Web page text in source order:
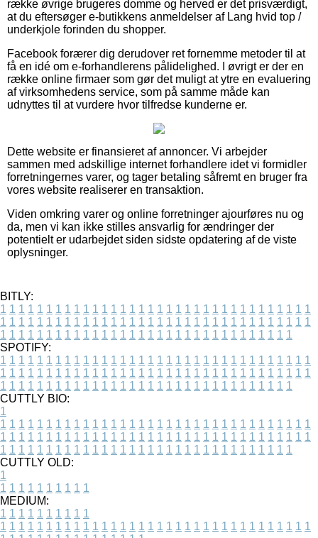
række øvrige brugeres domme og herved er det prisværdigt,
at du eftersøger e-butikkens anmeldelser af Lang hvid top /
underkjole forinden du shopper.
Facebook forærer dig derudover ret fornemme metoder til at
få en idé om e-forhandlerens pålidelighed. I øvrigt er der en
række online firmaer som gør det muligt at ytre en evaluering
af virksomhedens service, som på samme måde kan
udnyttes til at vurdere hvor tilfredse kunderne er.
Dette website er finansieret af annoncer. Vi arbejder
sammen med adskillige internet forhandlere idet vi formidler
forretningernes varer, og tager betaling såfremt en bruger fra
vores website realiserer en transaktion.
Viden omkring varer og online forretninger ajourføres nu og
da, men vi kan ikke stilles ansvarlig for ændringer der
potentielt er udarbejdet siden sidste opdatering af de viste
oplysninger.
BITLY:
1 1 1 1 1 1 1 1 1 1 1 1 1 1 1 1 1 1 1 1 1 1 1 1 1 1 1 1 1 1 1 1 1 1
1 1 1 1 1 1 1 1 1 1 1 1 1 1 1 1 1 1 1 1 1 1 1 1 1 1 1 1 1 1 1 1 1 1
1 1 1 1 1 1 1 1 1 1 1 1 1 1 1 1 1 1 1 1 1 1 1 1 1 1 1 1 1 1 1 1
SPOTIFY:
1 1 1 1 1 1 1 1 1 1 1 1 1 1 1 1 1 1 1 1 1 1 1 1 1 1 1 1 1 1 1 1 1 1
1 1 1 1 1 1 1 1 1 1 1 1 1 1 1 1 1 1 1 1 1 1 1 1 1 1 1 1 1 1 1 1 1 1
1 1 1 1 1 1 1 1 1 1 1 1 1 1 1 1 1 1 1 1 1 1 1 1 1 1 1 1 1 1 1 1
CUTTLY BIO:
1
1 1 1 1 1 1 1 1 1 1 1 1 1 1 1 1 1 1 1 1 1 1 1 1 1 1 1 1 1 1 1 1 1 1
1 1 1 1 1 1 1 1 1 1 1 1 1 1 1 1 1 1 1 1 1 1 1 1 1 1 1 1 1 1 1 1 1 1
1 1 1 1 1 1 1 1 1 1 1 1 1 1 1 1 1 1 1 1 1 1 1 1 1 1 1 1 1 1 1 1
CUTTLY OLD:
1
1 1 1 1 1 1 1 1 1 1
MEDIUM:
1 1 1 1 1 1 1 1 1 1
1 1 1 1 1 1 1 1 1 1 1 1 1 1 1 1 1 1 1 1 1 1 1 1 1 1 1 1 1 1 1 1 1 1